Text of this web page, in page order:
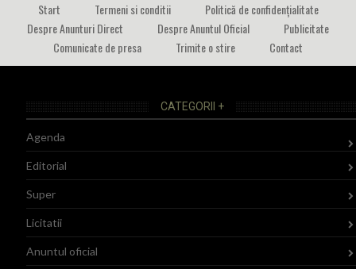
Start Termeni si conditii
Politică de confidențialitate
Despre Anunturi Direct
Despre Anuntul Oficial
Publicitate
Comunicate de presa
Trimite o stire Contact
CATEGORII +
Agenda
Editorial
Super
Licitatii
Anuntul oficial